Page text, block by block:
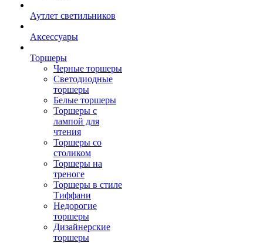
Аутлет светильников
Аксессуары
Торшеры
Черные торшеры
Светодиодные
торшеры
Белые торшеры
Торшеры с
лампой для
чтения
Торшеры со
столиком
Торшеры на
треноге
Торшеры в стиле
Тиффани
Недорогие
торшеры
Дизайнерские
торшеры